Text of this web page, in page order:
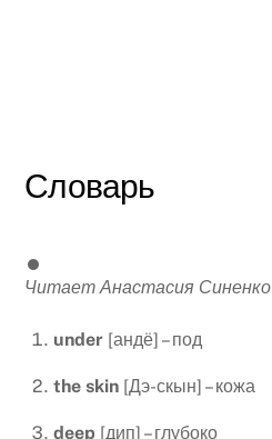
Словарь
Читает Анастасия Синенко
under [андё] – под
the skin [Дэ-скын] – кожа
deep [дип] – глубоко